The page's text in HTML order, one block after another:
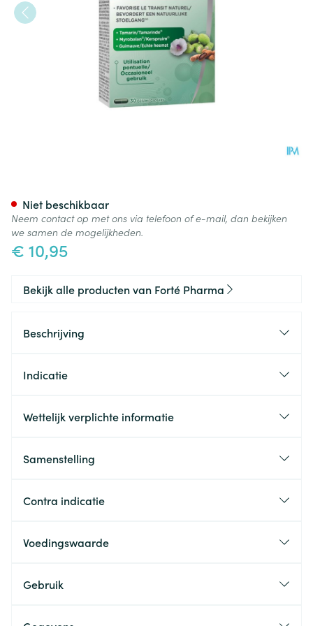
€ 10,95
Niet beschikbaar
Neem contact op met ons via telefoon of e-mail, dan bekijken
we samen de mogelijkheden.
Bekijk alle producten van Forté Pharma
Beschrijving
Indicatie
Wettelijk verplichte informatie
Samenstelling
Contra indicatie
Voedingswaarde
Gebruik